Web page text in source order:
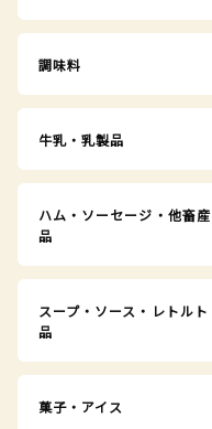
調味料
牛乳・乳製品
ハム・ソーセージ・他畜産
品
スープ・ソース・レトルト
品
菓子・アイス